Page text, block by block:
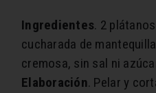
Ingredientes. 2
cucharada de
cremosa, sin sal ni
Elaboración. Pelar y